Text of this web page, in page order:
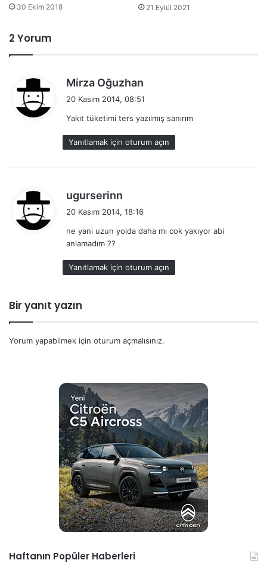
30 Ekim 2018 21 Eylül 2021
2 Yorum
Mirza Oğuzhan
i
k
i
20 Kasım 2014, 08:51
Yakıt tüketimi ters yazılmış sanırım
Yanıtlamak için oturum açın
ugurserinn
i
i
:
20 Kasım 2014, 18:16
ne yani uzun yolda daha mı cok yakıyor abi
anlamadım ??
Yanıtlamak için oturum açın
Bir yanıt yazın
Yorum yapabilmek için oturum açmalısınız.
Haftanın Popüler Haberleri